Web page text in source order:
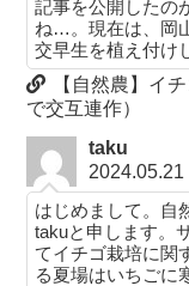
記事を公開したの
ね…。現在は、岡
交早生を植え付け
【自然農】イ
で交互連作）
taku
2024.05.21
はじめまして。自
takuと申します。
てイチゴ栽培に関
る夏場はいちごに